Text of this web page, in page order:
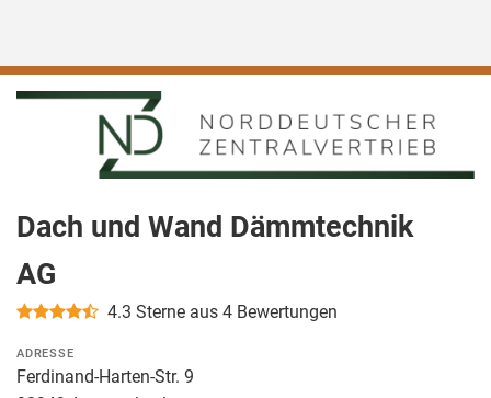
Dach und Wand Dämmtechnik
AG
4.3 Sterne aus 4 Bewertungen
ADRESSE
Ferdinand-Harten-Str. 9